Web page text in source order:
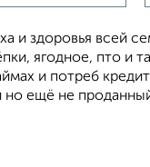
и здоровья всей
ягодное, пто и
и потреб
ещё не